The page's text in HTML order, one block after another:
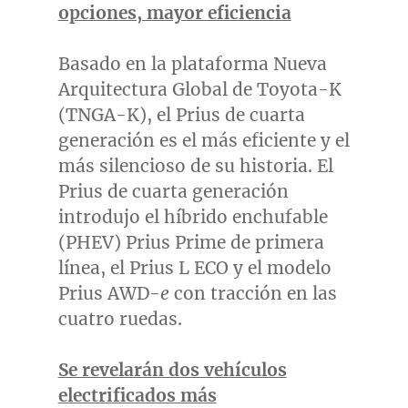
opciones, mayor eficiencia
Basado en la plataforma Nueva
Arquitectura Global de Toyota-K
(TNGA-K), el Prius de cuarta
generación es el más eficiente y el
más silencioso de su historia. El
Prius de cuarta generación
introdujo el híbrido enchufable
(PHEV) Prius Prime de primera
línea, el Prius L ECO y el modelo
Prius AWD-e con tracción en las
cuatro ruedas.
Se revelarán dos vehículos
electrificados más